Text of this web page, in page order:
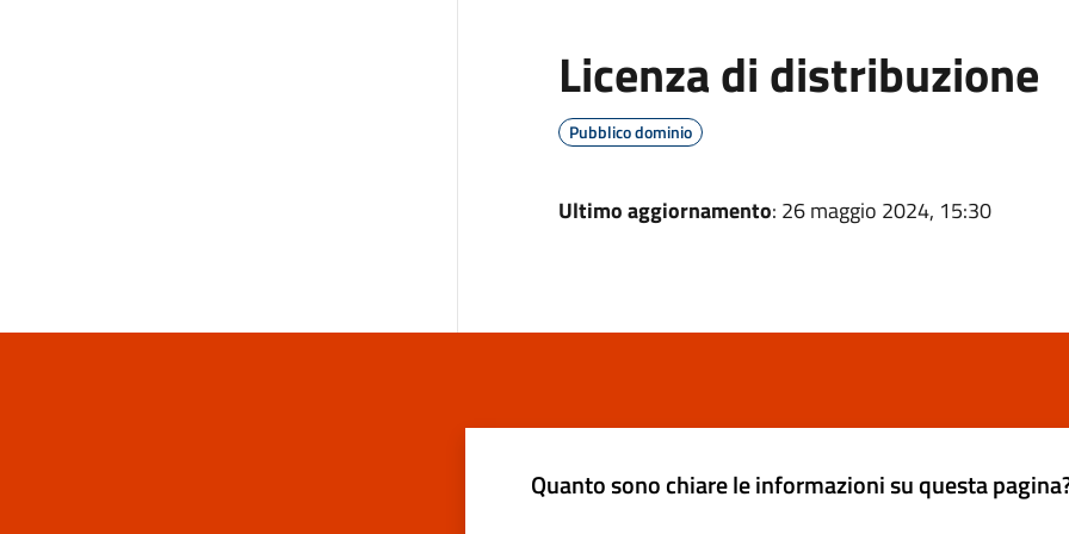
Licenza di distribuzione
Pubblico dominio
Ultimo aggiornamento: 26 maggio 2024, 15:30
Quanto sono chiare le informazioni su questa